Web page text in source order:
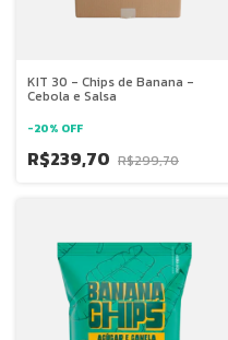
KIT 30 - Chips de Banana -
Cebola e Salsa
-20% OFF
R$239,70 R$299,70